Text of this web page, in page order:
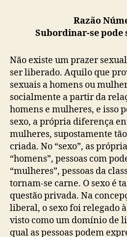
Razão
Subordinar-se pode
Não existe um prazer
ser liberado. Aquilo que
sexuais a homens ou
socialmente a partir da
homens e mulheres, e isso
sexo, a própria diferença
mulheres, supostamente
criada. No “sexo”, as
“homens”, pessoas com
“mulheres”, pessoas da
tornam-se carne. O sexo é
questão privada. Na
liberal, o sexo foi relegado
visto como um domínio de
qual as pessoas podem